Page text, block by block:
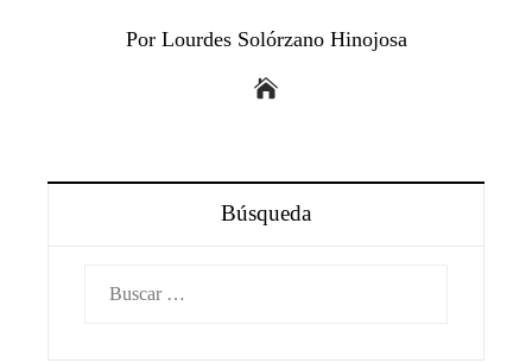
Por Lourdes Solórzano Hinojosa
Búsqueda